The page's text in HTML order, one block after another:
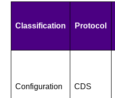
Classification Protocol
Configuration CDS